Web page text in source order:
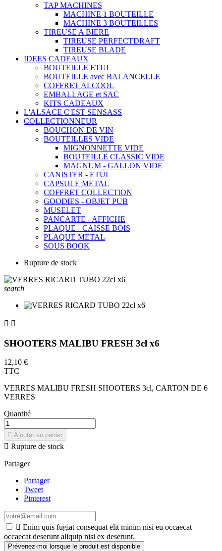
TAP MACHINES
MACHINE 1 BOUTEILLE
MACHINE 3 BOUTEILLES
TIREUSE A BIERE
TIREUSE PERFECTDRAFT
TIREUSE BLADE
IDEES CADEAUX
BOUTEILLE ETUI
BOUTEILLE avec BALANCELLE
COFFRET ALCOOL
EMBALLAGE et SAC
KITS CADEAUX
L'ALSACE C'EST SENSASS
COLLECTIONNEUR
BOUCHON DE VIN
BOUTEILLES VIDE
MIGNONNETTE VIDE
BOUTEILLE CLASSIC VIDE
MAGNUM - GALLON VIDE
CANISTER - ETUI
CAPSULE METAL
COFFRET COLLECTION
GOODIES - OBJET PUB
MUSELET
PANCARTE - AFFICHE
PLAQUE - CAISSE BOIS
PLAQUE METAL
SOUS BOOK
Rupture de stock
search
 
SHOOTERS MALIBU FRESH 3cl x6
12,10 €
TTC
VERRES MALIBU FRESH SHOOTERS 3cl, CARTON DE 6
VERRES
Quantité
 Ajouter au panier
 Rupture de stock
Partager
Partager
Tweet
Pinterest
 Enim quis fugiat consequat elit minim nisi eu occaecat
occaecat deserunt aliquip nisi ex deserunt.
Prévenez-moi lorsque le produit est disponible